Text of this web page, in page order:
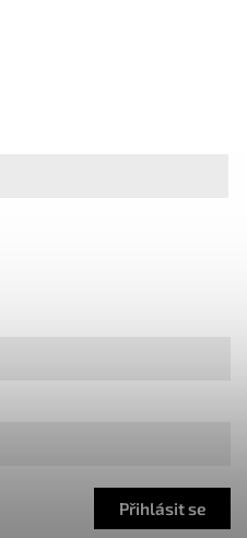
Přihlásit se